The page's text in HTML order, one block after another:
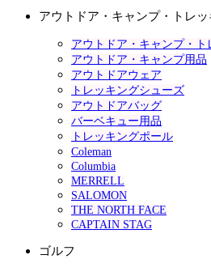
アウトドア・キャンプ・トレ
アウトドア・キャンプ・
アウトドア・キャンプ用品
アウトドアウェア
トレッキングシューズ
アウトドアバッグ
バーベキュー用品
トレッキングポール
Coleman
Columbia
MERRELL
SALOMON
THE NORTH FACE
CAPTAIN STAG
ゴルフ